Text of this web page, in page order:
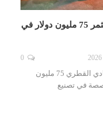
صندوق الثروة السيادي القطري يستثمر 75 مليون دولار في
0
من المقرر أن يستثمر صندوق الثروة السيادي القطري 75 مليون
في تصنيع